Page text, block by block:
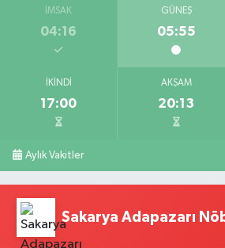
İMSAK
04:16
GÜNEŞ
05:55
İKINDI
17:00
AKŞAM
20:13
Aylık Vakitler
Sakarya Adapazarı